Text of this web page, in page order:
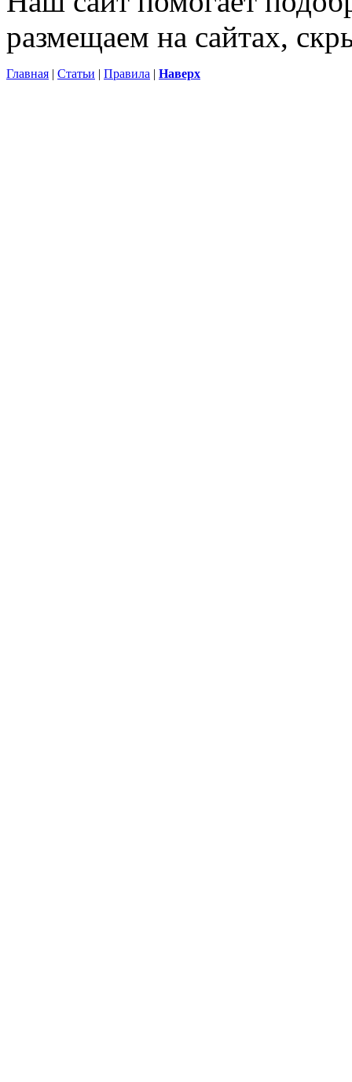
размещаем на сайтах,
Главная | Статьи | Правила | Наверх